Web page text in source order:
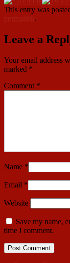
This entry was
permalink.
Leave a
Your email address
marked *
Comment *
Name *
Email *
Website
Save my name,
time I comment.